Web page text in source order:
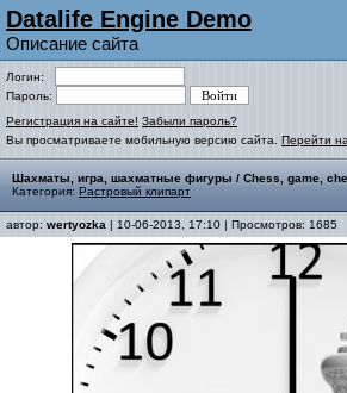
Datalife Engine Demo
Описание сайта
Логин:
Пароль:
Регистрация на сайте! Забыли пароль?
Вы просматриваете мобильную версию сайта. Перейти
Шахматы, игра, шахматные фигуры / Chess, game,
Категория: Растровый клипарт
автор: wertyozka | 10-06-2013, 17:10 | Просмотров: 1685